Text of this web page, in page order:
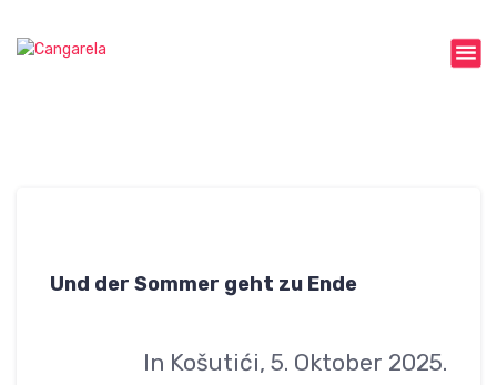
Cangarela web
Und der Sommer geht zu Ende
In Košutići, 5. Oktober 2025.